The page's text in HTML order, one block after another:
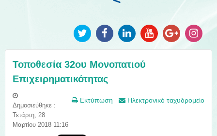
Τοποθεσία 32ου Μονοπατιού
Επιχειρηματικότητας
Εκτύπωση Ηλεκτρονικό ταχυδρομείο
Δημοσιεύθηκε :
Τετάρτη, 28
Μαρτίου 2018 11:16